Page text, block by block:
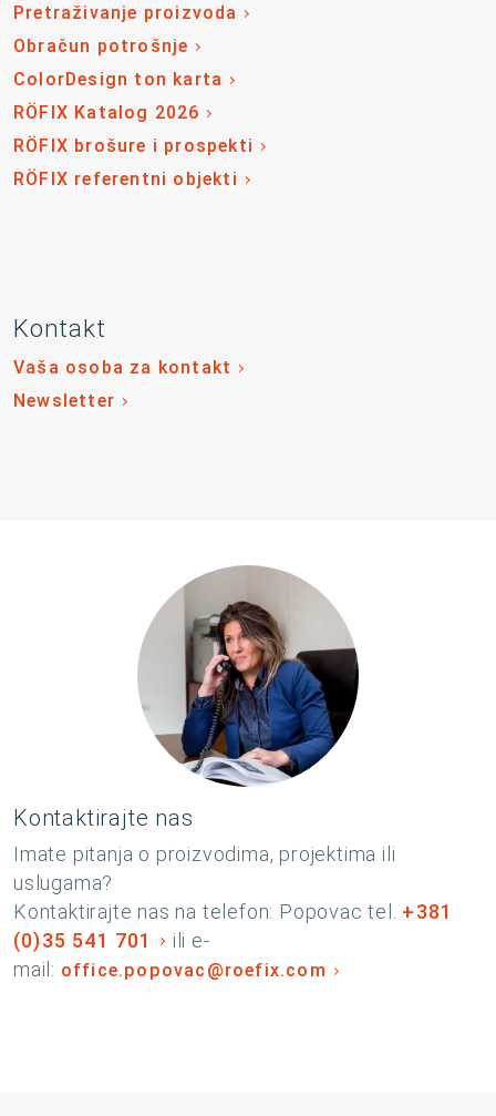
Pretraživanje proizvoda
Obračun potrošnje
ColorDesign ton karta
RÖFIX Katalog 2026
RÖFIX brošure i prospekti
RÖFIX referentni objekti
Kontakt
Vaša osoba za kontakt
Newsletter
Kontaktirajte nas
Imate pitanja o proizvodima, projektima ili
uslugama?
Kontaktirajte nas na telefon: Popovac tel. +381
(0)35 541 701
ili e-
mail: office.popovac@roefix.com